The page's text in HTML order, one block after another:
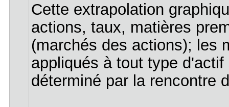
Cette extrapolation
actions, taux, matières
(marchés des actions); les
appliqués à tout type
déterminé par la rencontre